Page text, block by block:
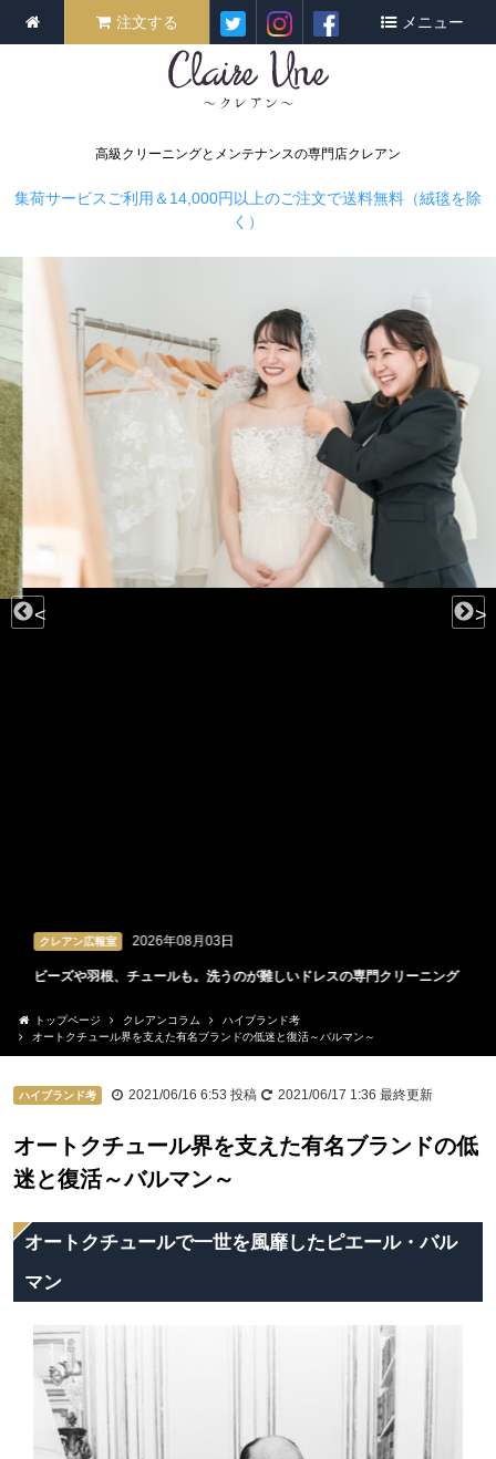
高級クリーニングとメンテナンスの専門店クレアン
注文する メニュー
集荷サービスご利用＆14,000円以上のご注文で送料無料（絨毯を除
く）
クレアン広報室 2026年08月03日
ビーズや羽根、チュールも。洗うのが難しいドレスの専門クリーニング
< >
トップページ クレアンコラム
ハイブランド考
オートクチュール界を支えた有名ブランドの低迷と復活～バルマン～
ハイブランド考 2021/06/16 6:53 投稿 2021/06/17 1:36 最終更新
オートクチュール界を支えた有名ブランドの低
迷と復活～バルマン～
オートクチュールで一世を風靡したピエール・バル
マン